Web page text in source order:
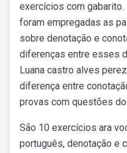
exercícios com
foram empregadas as
sobre denotação e
diferenças entre esses
Luana castro alves
diferença entre
provas com questões
São 10 exercícios ara
português, denotação e